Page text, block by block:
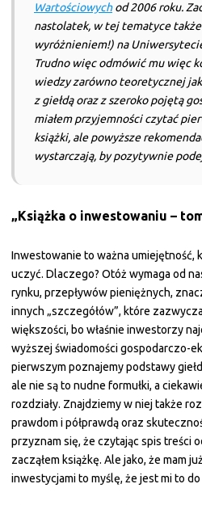
Wartościowych od 2006 roku.
nastolatek, w tej tematyce
wyróżnieniem!) na
Trudno więc odmówić mu więc
wiedzy zarówno teoretycznej
z giełdą oraz z szeroko pojętą
miałem przyjemności czytać
książki, ale powyższe
wystarczają, by pozytywnie
„Książka o inwestowaniu –
Inwestowanie to ważna umiejętność,
uczyć. Dlaczego? Otóż wymaga od
rynku, przepływów pieniężnych,
innych „szczegółów”, które
większości, bo właśnie inwestorzy
wyższej świadomości gospodarczo-
pierwszym poznajemy podstawy
ale nie są to nudne formułki, a
rozdziały. Znajdziemy w niej także
prawdom i półprawdą oraz
przyznam się, że czytając spis treści
zacząłem książkę. Ale jako, że mam
inwestycjami to myślę, że jest mi to